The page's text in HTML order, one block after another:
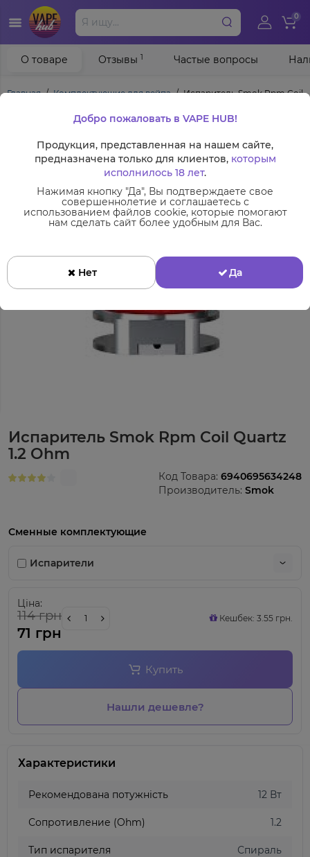
0
Главная Комплектующие для вейпа Испаритель Smok Rpm Coil
Испаритель Smok Rpm Coil Quartz
1.2 Ohm
Производитель: Smok
Код Товара: 6940695634248
Сменные комплектующие
Испарители
Ціна:
114 грн
71 грн
Кешбек: 3.55 грн.
Купить
Нашли дешевле?
О товаре Отзывы 1 Частые вопросы
Характеристики
Рекомендована потужність 12 Вт
Сопротивление (Ohm) 1.2
Тип испарителя Спираль
Добро пожаловать в VAPE HUB!
Продукция, представленная на нашем сайте,
предназначена только для клиентов, которым
исполнилось 18 лет.
Нажимая кнопку "Да", Вы подтверждаете свое
совершеннолетие и соглашаетесь с
использованием файлов cookie, которые помогают
нам сделать сайт более удобным для Вас.
Нет Да